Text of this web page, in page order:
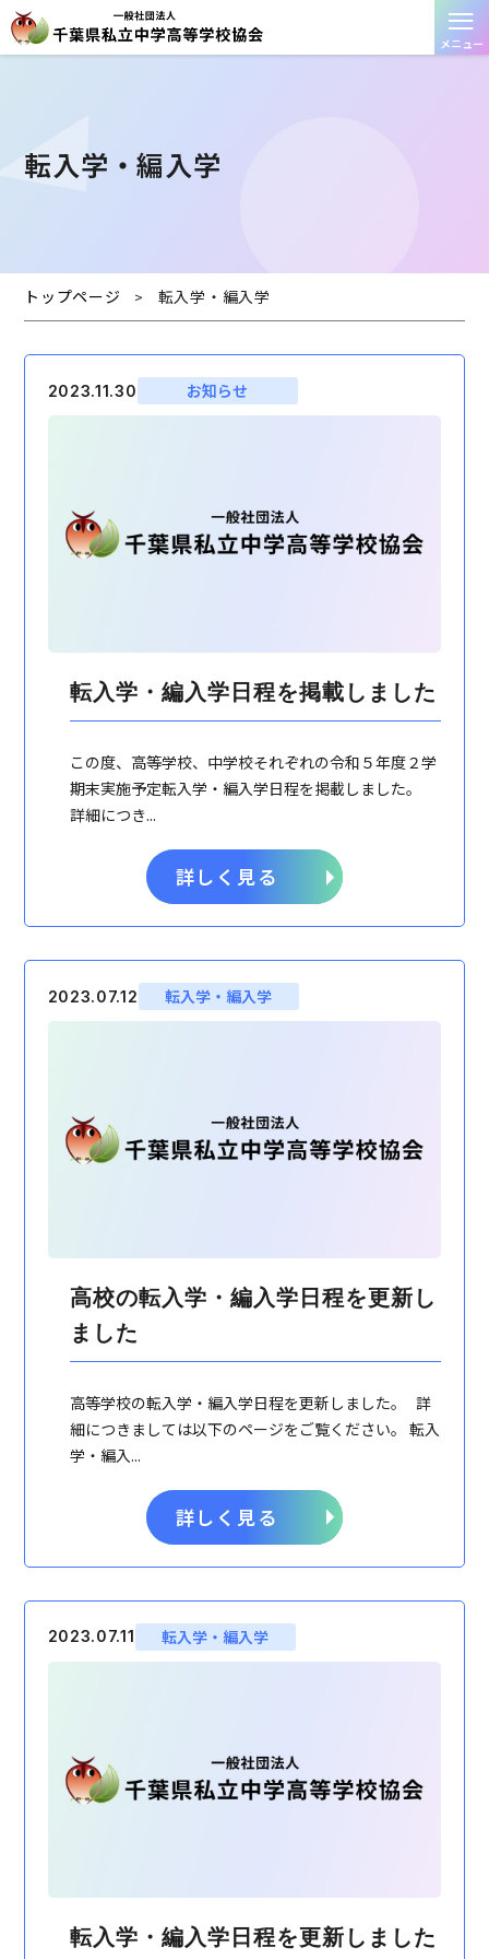
≡
メニュー
転入学・編入学
トップページ > 転入学・編入学
2023.11.30 お知らせ
転入学・編入学日程を掲載しました
この度、高等学校、中学校それぞれの令和５年度２学
期末実施予定転入学・編入学日程を掲載しました。
詳細につき...
詳しく見る
2023.07.12 転入学・編入学
高校の転入学・編入学日程を更新し
ました
高等学校の転入学・編入学日程を更新しました。 詳
細につきましては以下のページをご覧ください。 転入
学・編入...
詳しく見る
2023.07.11 転入学・編入学
転入学・編入学日程を更新しました